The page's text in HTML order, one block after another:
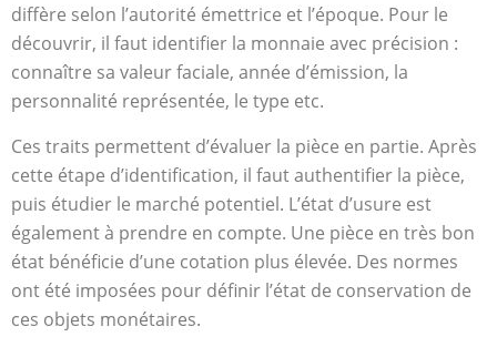
diffère selon l’autorité émettrice et l’époque. Pour le
découvrir, il faut identifier la monnaie avec précision :
connaître sa valeur faciale, année d’émission, la
personnalité représentée, le type etc.
Ces traits permettent d’évaluer la pièce en partie. Après
cette étape d’identification, il faut authentifier la pièce,
puis étudier le marché potentiel. L’état d’usure est
également à prendre en compte. Une pièce en très bon
état bénéficie d’une cotation plus élevée. Des normes
ont été imposées pour définir l’état de conservation de
ces objets monétaires.